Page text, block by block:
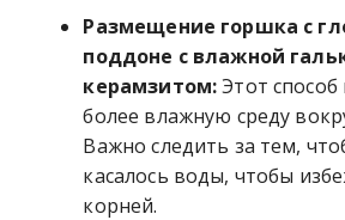
Размещение горшка с
поддоне с влажной
керамзитом:Этот
более влажную среду
Важно следить за тем,
касалось воды, чтобы
корней.